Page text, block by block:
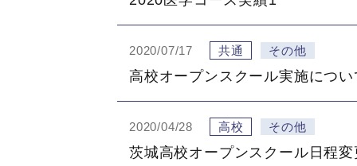
2020/07/17 共通 その他
高校オープンスクール実施につい
2020/04/28 高校 その他
茨城高校オープンスクール日程